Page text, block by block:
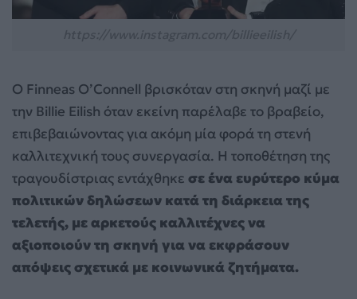
Ο Finneas O’Connell βρισκόταν στη σκηνή μαζί με
την Billie Eilish όταν εκείνη παρέλαβε το βραβείο,
επιβεβαιώνοντας για ακόμη μία φορά τη στενή
καλλιτεχνική τους συνεργασία. Η τοποθέτηση της
τραγουδίστριας εντάχθηκε σε ένα ευρύτερο κύμα
πολιτικών δηλώσεων κατά τη διάρκεια της
τελετής, με αρκετούς καλλιτέχνες να
αξιοποιούν τη σκηνή για να εκφράσουν
απόψεις σχετικά με κοινωνικά ζητήματα.